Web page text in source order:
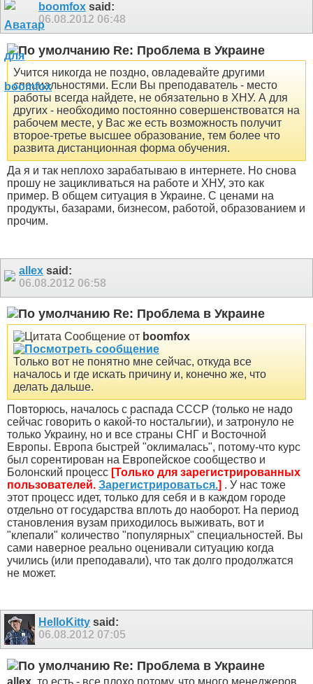
boomfox said:
06.08.2012 06:48
Re: Проблема в Украине
Учится никогда не поздно, овладевайте другими
специальностями. Если Вы преподаватель - место
работы всегда найдете, не обязательно в ХНУ. А для
других - необходимо постоянно совершенствоватся на
рабочем месте, у Вас же есть возможность получит
второе-третье высшее образование, тем более что
развита дистанционная форма обучения.
Да я и так неплохо зарабатываю в интернете. Но снова
прошу не зацикливаться на работе и ХНУ, это как
пример. В общем ситуация в Украине. С ценами на
продукты, базарами, бизнесом, работой, образованием и
прочим.
allex said:
06.08.2012 06:58
Re: Проблема в Украине
Сообщение от boomfox
Только вот не понятно мне сейчас, откуда все
началось и где искать причину и, конечно же, что
делать дальше.
Повторюсь, началось с распада СССР (только не надо
сейчас говорить о какой-то ностальгии), и затронуло не
только Украину, но и все страны СНГ и Восточной
Европы. Европа быстрей "оклималась", потому-что курс
был сорентирован на Европейское сообщество и
Болонский процесс [Только для зарегистрированных
пользователей. Зарегистрироваться.] . У нас тоже
этот процесс идет, только для себя и в каждом городе
отдельно от государства вплоть до наоборот. На период
становления вузам приходилось выживать, вот и
"клепали" количество "популярных" специальностей. Вы
сами наверное реально оценивали ситуацию когда
учились (или преподавали), что так долго продолжатся
не может.
HelloKitty said:
06.08.2012 07:05
Re: Проблема в Украине